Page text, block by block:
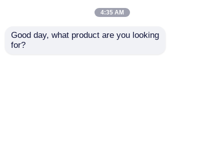
ングルポート OSFP シ
ングルモード Dr4トラ
4:35 AM
Good day, what product are you looking
for?